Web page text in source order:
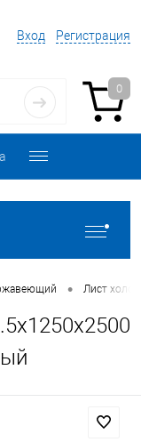
Вход Регистрация
0
• Лист